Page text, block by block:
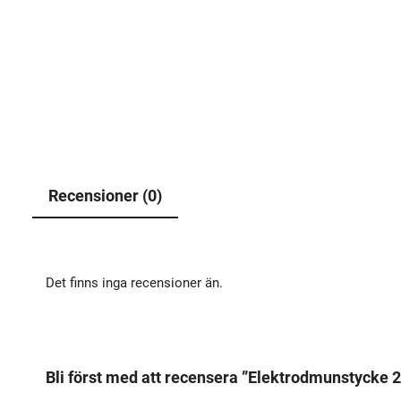
Recensioner (0)
Det finns inga recensioner än.
Bli först med att recensera ”Elektrodmunstycke